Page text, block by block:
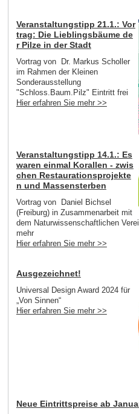
Veranstaltungstipp 21.1.: Vor
trag: Die Lieblingsbäume de
r Pilze in der Stadt
Vortrag von Dr. Markus Scholler
im Rahmen der Kleinen
Sonderausstellung
"Schloss.Baum.Pilz" Eintritt frei
Hier erfahren Sie mehr >>
Veranstaltungstipp 14.1.: Es
waren einmal Korallen - zwis
chen Restaurationsprojekte
n und Massensterben
Vortrag von Daniel Bichsel
(Freiburg) in Zusammenarbeit mit
dem Naturwissenschaftlichen
mehr
Hier erfahren Sie mehr >>
Ausgezeichnet!
Universal Design Award 2024 für
„Von Sinnen“
Hier erfahren Sie mehr >>
Neue Eintrittspreise ab